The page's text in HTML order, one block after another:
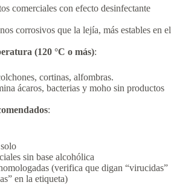
comerciales con efecto desinfectante
corrosivos que la lejía, más estables en el
(120 °C o más):
cortinas, alfombras.
ácaros, bacterias y moho sin productos
:
sin base alcohólica
(verifica que digan “virucidas”
en la etiqueta)